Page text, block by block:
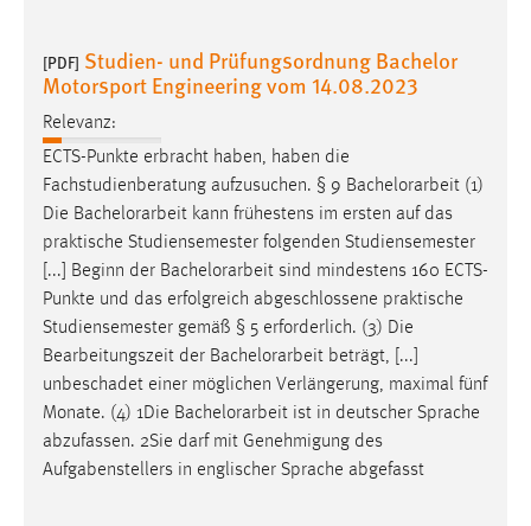
[PDF] Studien- und Prüfungsordnung Bachelor
Motorsport Engineering vom 14.08.2023
Relevanz:
ECTS-Punkte erbracht haben, haben die
Fachstudienberatung aufzusuchen. § 9 Bachelorarbeit (1)
Die Bachelorarbeit kann frühestens im ersten auf das
praktische Studiensemester folgenden Studiensemester
[...] Beginn der Bachelorarbeit sind mindestens 160 ECTS-
Punkte und das erfolgreich abgeschlossene praktische
Studiensemester gemäß § 5 erforderlich. (3) Die
Bearbeitungszeit der Bachelorarbeit beträgt, [...]
unbeschadet einer möglichen Verlängerung, maximal fünf
Monate. (4) 1Die Bachelorarbeit ist in deutscher Sprache
abzufassen. 2Sie darf mit Genehmigung des
Aufgabenstellers in englischer Sprache abgefasst
Max. 13 Monate
MARKETING
Marketing Cookies werden von Drittanbietern
verwendet, um personalisierte Werbung anzuzeigen.
Sie tun dies, indem sie Besucher über Websites
hinweg verfolgen.
Google Ads
Name:
_gcl_au
Anbieter:
Google Ireland Limited